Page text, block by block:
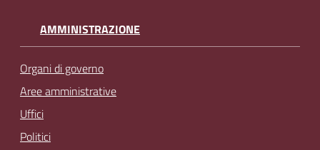
AMMINISTRAZIONE
Organi di governo
Aree amministrative
Uffici
Politici